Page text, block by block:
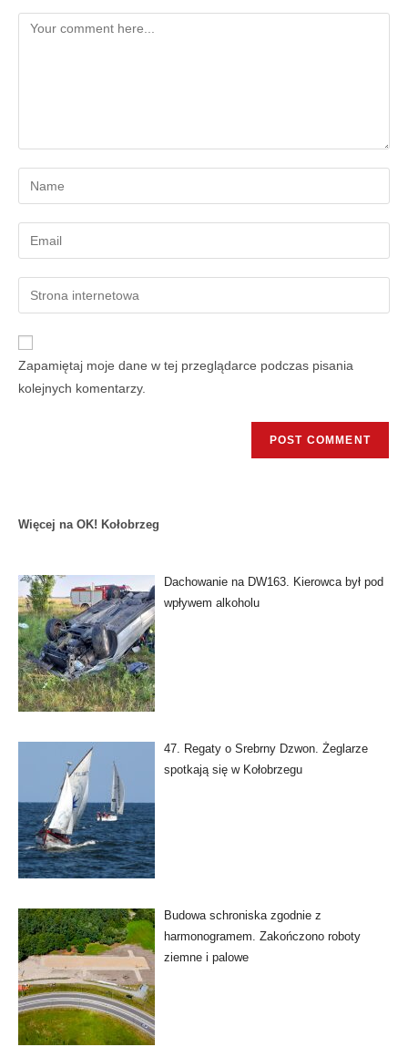
Zapamiętaj moje dane w tej przeglądarce podczas pisania
kolejnych komentarzy.
Więcej na OK! Kołobrzeg
Dachowanie na DW163. Kierowca był pod
wpływem alkoholu
47. Regaty o Srebrny Dzwon. Żeglarze
spotkają się w Kołobrzegu
Budowa schroniska zgodnie z
harmonogramem. Zakończono roboty
ziemne i palowe